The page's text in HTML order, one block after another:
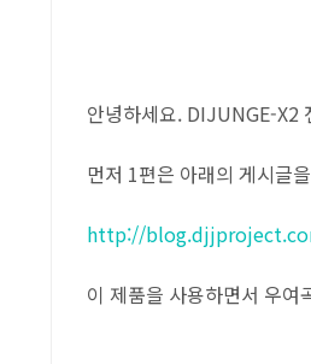
안녕하세요. DIJUNGE-X2
먼저 1편은 아래의 게시글
http://
이 제품을 사용하면서 우여